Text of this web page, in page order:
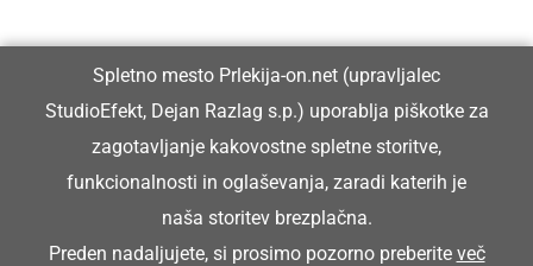
Spletno mesto Prlekija-on.net (upravljalec
StudioEfekt, Dejan Razlag s.p.) uporablja piškotke za
zagotavljanje kakovostne spletne storitve,
funkcionalnosti in oglaševanja, zaradi katerih je
naša storitev brezplačna.
Preden nadaljujete, si prosimo pozorno preberite več